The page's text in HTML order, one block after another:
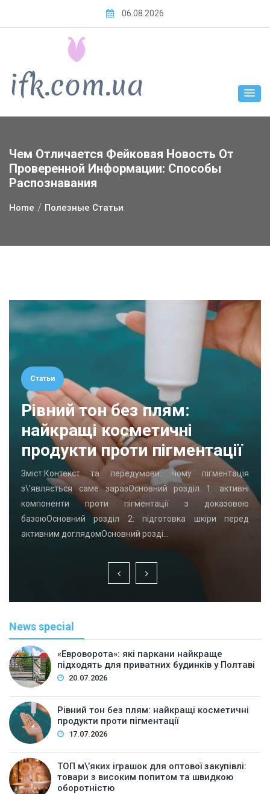
06.08.2026
Чем Отличается Фейковая Новость От
Проверенной Информации: Способы
Распознавания
Home Полезные Статьи
Статьи
Рівний тон без плям:
найкращі косметичні
продукти проти пігментації
Зміст:Контекст та передумови: чому пігментація
з\’являється саме заразОсновний розділ 1: активні
компоненти проти пігментації з доказовою
базоюОсновний розділ 2: підготовка шкіри перед
активним доглядомОсновний розді…
News special
«Евроворота»: які паркани найкраще
підходять для приватних будинків у Полтаві
20.07.2026
Рівний тон без плям: найкращі косметичні
продукти проти пігментації
17.07.2026
ТОП м\’яких іграшок для оптової закупівлі:
товари з високим попитом та швидкою
оборотністю